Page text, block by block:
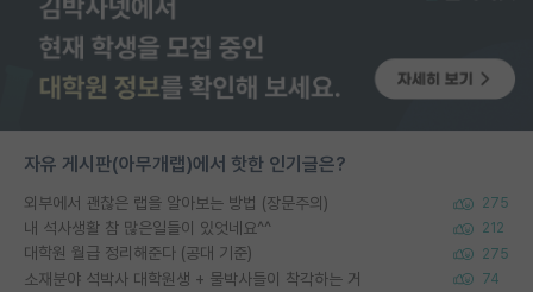
자유 게시판(아무개랩)에서 핫한 인기글은?
외부에서 괜찮은 랩을 알아보는 방법 (장문주의) 275
내 석사생활 참 많은일들이 있엇네요^^ 212
대학원 월급 정리해준다 (공대 기준) 275
소재분야 석박사 대학원생 + 물박사들이 착각하는 거 74